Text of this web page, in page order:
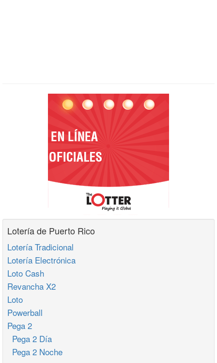
Lotería de Puerto Rico
Lotería Tradicional
Lotería Electrónica
Loto Cash
Revancha X2
Loto
Powerball
Pega 2
Pega 2 Día
Pega 2 Noche